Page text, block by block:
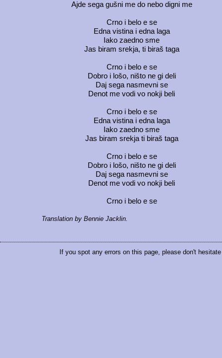
Ajde sega gušni me do nebo digni me
Crno i belo e se
Edna vistina i edna laga
Iako zaedno sme
Jas biram srekja, ti biraš taga
Crno i belo e se
Dobro i lošo, ništo ne gi deli
Daj sega nasmevni se
Denot me vodi vo nokji beli
Crno i belo e se
Edna vistina i edna laga
Iako zaedno sme
Jas biram srekja ti biraš taga
Crno i belo e se
Dobro i lošo, ništo ne gi deli
Daj sega nasmevni se
Denot me vodi vo nokji beli
Crno i belo e se
Translation by Bennie Jacklin.
If you spot any errors on this page, please don't